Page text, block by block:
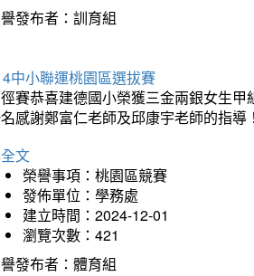
發布者：訓育組
中小聯運桃園區選拔賽
賽恭喜建德國小榮獲三金兩銀女生
感謝鄭富仁老師及邱康宇老師的指
文
榮譽事項：桃園區競賽
發佈單位：學務處
建立時間：2024-12-01
瀏覽次數：421
發布者：體育組